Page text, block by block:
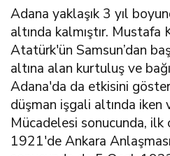
Adana yaklaşık 3 yıl
altında kalmıştır. Mustafa
Atatürk'ün Samsun’dan
altına alan kurtuluş ve
Adana'da da etkisini
düşman işgali altında
Mücadelesi sonucunda,
1921'de Ankara